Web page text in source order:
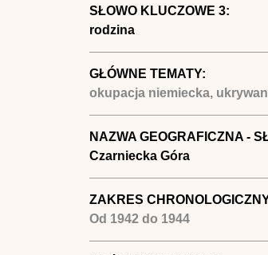
SŁOWO KLUCZOWE 3:
rodzina
GŁÓWNE TEMATY:
okupacja niemiecka,
NAZWA GEOGRAFICZNA -
Czarniecka Góra
ZAKRES
Od 1942do 1944